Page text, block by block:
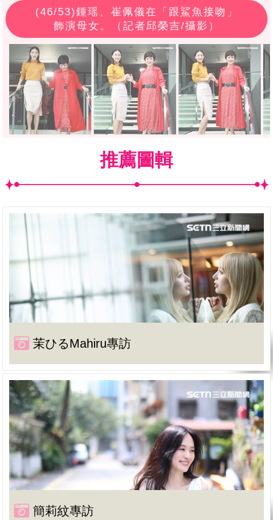
(46/53)鍾瑶、崔佩儀在「跟鯊魚接吻」
飾演母女。（記者邱榮吉/攝影）
推薦圖輯
茉ひるMahiru專訪
簡莉紋專訪